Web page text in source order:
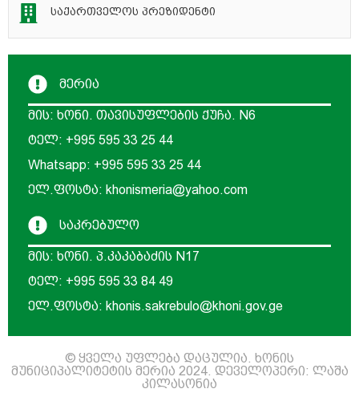
საქართველოს პრეზიდენტი
მერია
მის: ხონი. თავისუფლების ქუჩა. N6
ტელ: +995 595 33 25 44
Whatsapp: +995 595 33 25 44
ელ.ფოსტა: khonismeria@yahoo.com
საკრებულო
მის: ხონი. პ.კაკაბაძის N17
ტელ: +995 595 33 84 49
ელ.ფოსტა: khonis.sakrebulo@khoni.gov.ge
© ყველა უფლება დაცულია. ხონის
მუნიციპალიტეტის მერია 2024. დეველოპერი: ლაშა
კილასონია